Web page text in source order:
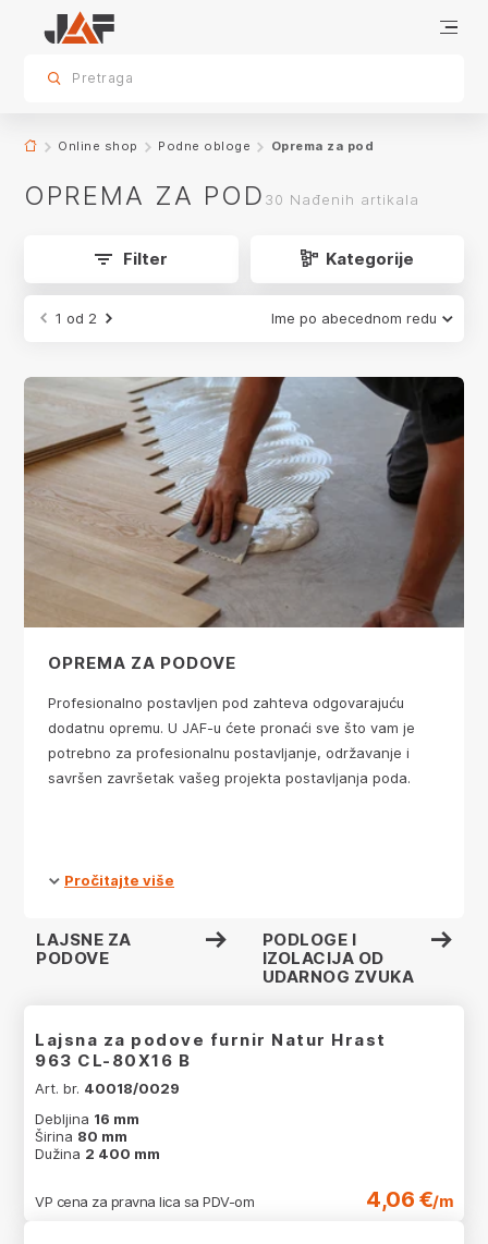
sr.skip-to.main-content
sr.skip-to.table-of-contents
sr.skip-to.main-navigation
Oprema za pod
Podne obloge u JAF-u
Pregled Podnih obloga
KONTAKTIRAJTE NAS
Pretraga
app.product-grid.form-reload
Online shop Podne obloge Oprema za pod
OPREMA ZA POD 30 Nađenih artikala
Filter Kategorije
1 od 2 Ime po abecednom redu
OPREMA ZA PODOVE
Profesionalno postavljen pod zahteva odgovarajuću
dodatnu opremu. U JAF-u ćete pronaći sve što vam je
potrebno za profesionalnu postavljanje, održavanje i
savršen završetak vašeg projekta postavljanja poda.
Pročitajte više
LAJSNE ZA
PODOVE
PODLOGE I
IZOLACIJA OD
UDARNOG ZVUKA
Lajsna za podove furnir Natur Hrast
963 CL-80X16 B
Art. br. 40018/0029
Debljina 16 mm
Širina 80 mm
Dužina 2 400 mm
VP cena za pravna lica sa PDV-om 4,06 €/m